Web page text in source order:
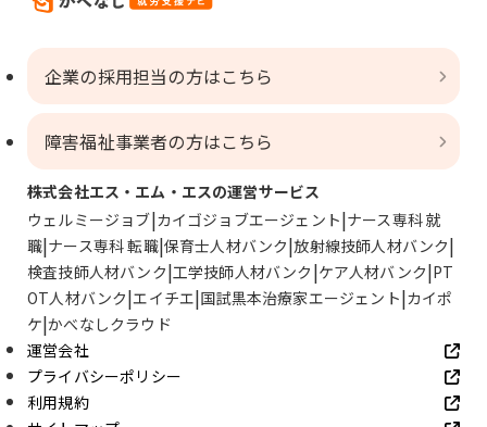
企業の採用担当の方はこちら
障害福祉事業者の方はこちら
株式会社エス・エム・エスの運営サービス
ウェルミージョブ カイゴジョブエージェント ナース専科 就
職 ナース専科 転職 保育士人材バンク 放射線技師人材バンク
検査技師人材バンク 工学技師人材バンク ケア人材バンク PT
OT人材バンク エイチエ 国試黒本治療家エージェント カイポ
ケ かべなしクラウド
運営会社
プライバシーポリシー
利用規約